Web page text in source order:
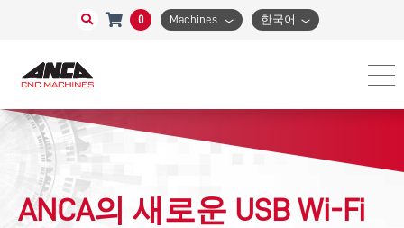
0 Machines 한국어
ANCA의 새로운 USB Wi-Fi